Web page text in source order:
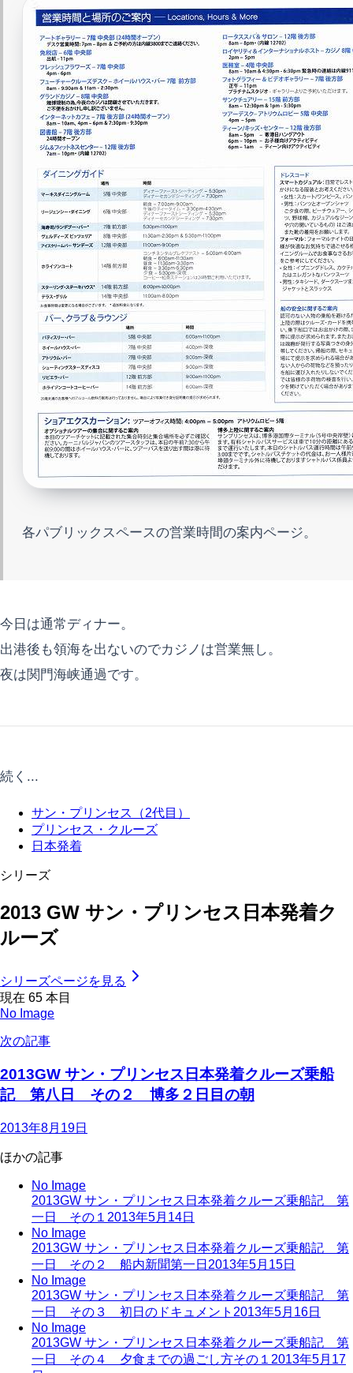
各パブリックスペースの営業時間の案内ページ。
今日は通常ディナー。
出港後も領海を出ないのでカジノは営業無し。
夜は関門海峡通過です。
続く...
サン・プリンセス（2代目）
プリンセス・クルーズ
日本発着
シリーズ
2013 GW サン・プリンセス日本発着ク
ルーズ
シリーズページを見る
現在 65 本目
No Image
次の記事
2013GW サン・プリンセス日本発着クルーズ乗船
記 第八日 その２ 博多２日目の朝
2013年8月19日
ほかの記事
No Image
2013GW サン・プリンセス日本発着クルーズ乗船記 第
一日 その１ 2013年5月14日
No Image
2013GW サン・プリンセス日本発着クルーズ乗船記 第
一日 その２ 船内新聞第一日 2013年5月15日
No Image
2013GW サン・プリンセス日本発着クルーズ乗船記 第
一日 その３ 初日のドキュメント 2013年5月16日
No Image
2013GW サン・プリンセス日本発着クルーズ乗船記 第
一日 その４ 夕食までの過ごし方その１ 2013年5月17